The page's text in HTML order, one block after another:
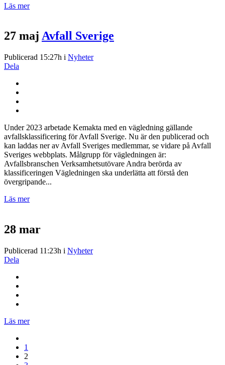
Läs mer
27 maj Avfall Sverige
Publicerad 15:27h i Nyheter
Dela
Under 2023 arbetade Kemakta med en vägledning gällande
avfallsklassificering för Avfall Sverige. Nu är den publicerad och
kan laddas ner av Avfall Sveriges medlemmar, se vidare på Avfall
Sveriges webbplats. Målgrupp för vägledningen är:
Avfallsbranschen Verksamhetsutövare Andra berörda av
klassificeringen Vägledningen ska underlätta att förstå den
övergripande...
Läs mer
28 mar
Publicerad 11:23h i Nyheter
Dela
Läs mer
1
2